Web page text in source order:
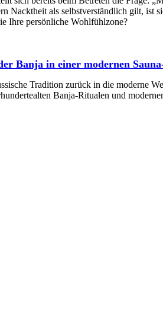
als selbstverständlich gilt, ist
Ihre persönliche Wohlfühlzone?
Banja in einer modernen
Tradition zurück in die moderne
Banja-Ritualen und